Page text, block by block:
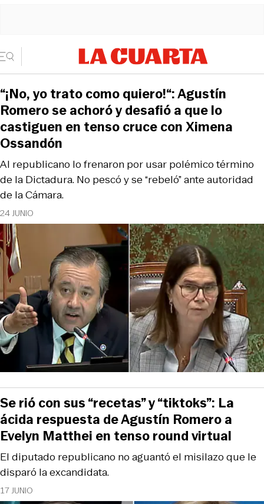
24 JUNIO
Al republicano lo frenaron por usar polémico término
de la Dictadura. No pescó y se “rebeló” ante autoridad
de la Cámara.
“¡No, yo trato como quiero!“: Agustín
Romero se achoró y desafió a que lo
castiguen en tenso cruce con Ximena
Ossandón
17 JUNIO
El diputado republicano no aguantó el misilazo que le
disparó la excandidata.
Se rió con sus “recetas” y “tiktoks”: La
ácida respuesta de Agustín Romero a
Evelyn Matthei en tenso round virtual